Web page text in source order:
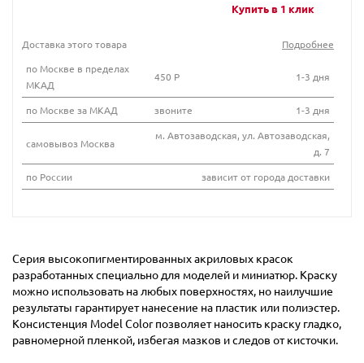
Купить в 1 клик
Доставка этого товара
Подробнее
по Москве в пределах
МКАД
450 Р 1-3 дня
по Москве за МКАД звоните 1-3 дня
самовывоз Москва
м. Автозаводская, ул. Автозаводская,
д. 7
по России
зависит от города доставки
Серия высокопигментированных акриловых красок
разработанных специально для моделей и миниатюр. Краску
можно использовать на любых поверхностях, но наилучшие
результаты гарантирует нанесение на пластик или полиэстер.
Консистенция Model Color позволяет наносить краску гладко,
равномерной пленкой, избегая мазков и следов от кисточки.